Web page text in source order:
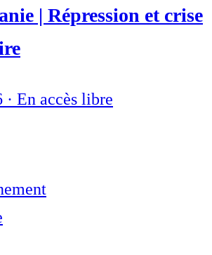
| Répression et crise
· En accès libre